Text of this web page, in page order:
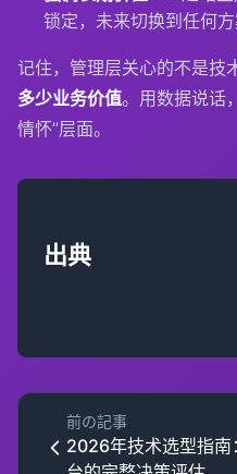
锁定，未来切换到任何方
记住，管理层关心的不是技
多少业务价值。用数据说话
情怀”层面。
出典
前の記事
2026年技术选型指南